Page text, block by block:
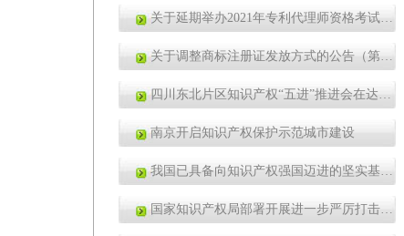
关于延期举办2021年专利代理师资格考试的公告 （第457号）
关于调整商标注册证发放方式的公告（第453号）
四川东北片区知识产权“五进”推进会在达州召开
南京开启知识产权保护示范城市建设
我国已具备向知识产权强国迈进的坚实基础（知识产权报）
国家知识产权局部署开展进一步严厉打击非正常专利申请代理行为工作